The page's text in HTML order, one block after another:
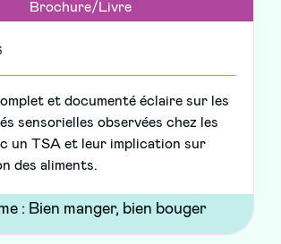
Brochure/Livre
et documenté éclaire sur les
sensorielles observées chez les
un TSA et leur implication sur
des aliments.